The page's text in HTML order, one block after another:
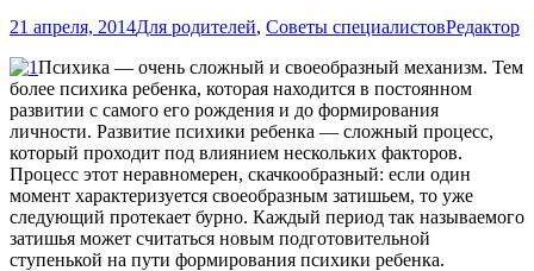
21 апреля, 2014Для родителей, Советы специалистовРедактор
Психика — очень сложный и своеобразный механизм. Тем
более психика ребенка, которая находится в постоянном
развитии с самого его рождения и до формирования
личности. Развитие психики ребенка — сложный процесс,
который проходит под влиянием нескольких факторов.
Процесс этот неравномерен, скачкообразный: если один
момент характеризуется своеобразным затишьем, то уже
следующий протекает бурно. Каждый период так называемого
затишья может считаться новым подготовительной
ступенькой на пути формирования психики ребенка.